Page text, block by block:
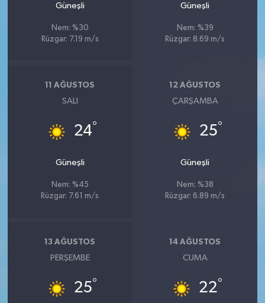
Güneşli
Nem: %30
Rüzgar: 7.19 m/s
Güneşli
Nem: %39
Rüzgar: 8.69 m/s
11 AĞUSTOS
SALI
24°
Güneşli
Nem: %45
Rüzgar: 7.61 m/s
12 AĞUSTOS
ÇARŞAMBA
25°
Güneşli
Nem: %38
Rüzgar: 6.89 m/s
13 AĞUSTOS
PERŞEMBE
25°
14 AĞUSTOS
CUMA
22°